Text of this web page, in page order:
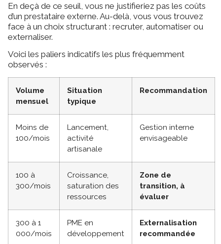
En deçà de ce seuil, vous ne justifieriez pas les coûts
d’un prestataire externe. Au-delà, vous vous trouvez
face à un choix structurant : recruter, automatiser ou
externaliser.
Voici les paliers indicatifs les plus fréquemment
observés :
Volume
mensuel
Situation
typique
Recommandation
Moins de
100/mois
Lancement,
activité
artisanale
Gestion interne
envisageable
100 à
300/mois
Croissance,
saturation des
ressources
Zone de
transition, à
évaluer
300 à 1
000/mois
PME en
développement
Externalisation
recommandée